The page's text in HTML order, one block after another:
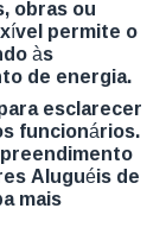
obras ou
permite o
às
de energia.
esclarecer
funcionários.
Aluguéis de
mais